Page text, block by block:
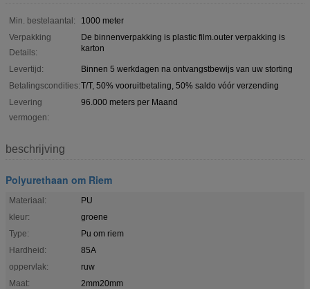
Min. bestelaantal:
1000 meter
Verpakking
Details:
De binnenverpakking is plastic film.outer verpakking is
karton
Levertijd:
Binnen 5 werkdagen na ontvangstbewijs van uw storting
Betalingscondities:T/T, 50% vooruitbetaling, 50% saldo vóór verzending
Levering
vermogen:
96.000 meters per Maand
beschrijving
Polyurethaan om Riem
Materiaal:
PU
kleur:
groene
Type:
Pu om riem
Hardheid:
85A
oppervlak:
ruw
Maat:
2mm20mm